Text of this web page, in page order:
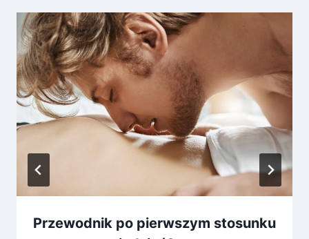
Przewodnik po pierwszym stosunku